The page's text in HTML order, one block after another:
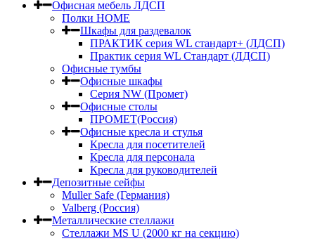
Офисная мебель ЛДСП
Полки HOME
Шкафы для раздевалок
ПРАКТИК серия WL стандарт+ (ЛДСП)
Практик серия WL Стандарт (ЛДСП)
Офисные тумбы
Офисные шкафы
Серия NW (Промет)
Офисные столы
ПРОМЕТ(Россия)
Офисные кресла и стулья
Кресла для посетителей
Кресла для персонала
Кресла для руководителей
Депозитные сейфы
Muller Safe (Германия)
Valberg (Россия)
Металлические стеллажи
Стеллажи MS U (2000 кг на секцию)